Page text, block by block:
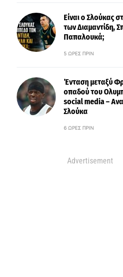
Είναι ο Σλούκας
των Διαμαντίδη,
Παπαλουκά;
5 ΏΡΕΣ ΠΡΙΝ
Ένταση μεταξύ
οπαδού του
social media –
Σλούκα
6 ΏΡΕΣ ΠΡΙΝ
Advertisement